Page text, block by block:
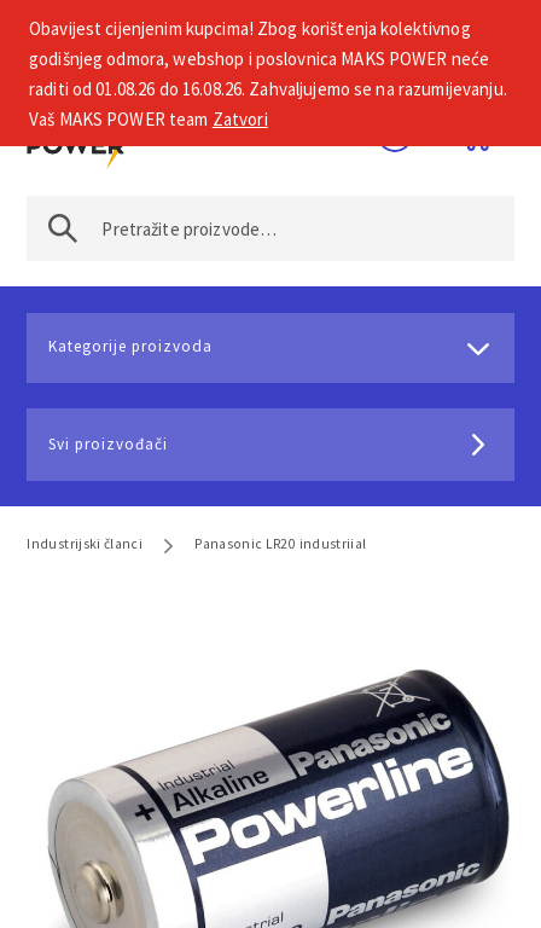
+385 1 2002 575
Kategorije proizvoda
Svi proizvođači
Industrijski članci Panasonic LR20 industriial
Obavijest cijenjenim kupcima! Zbog korištenja kolektivnog
godišnjeg odmora, webshop i poslovnica MAKS POWER neće
raditi od 01.08.26 do 16.08.26. Zahvaljujemo se na razumijevanju.
Vaš MAKS POWER team Zatvori